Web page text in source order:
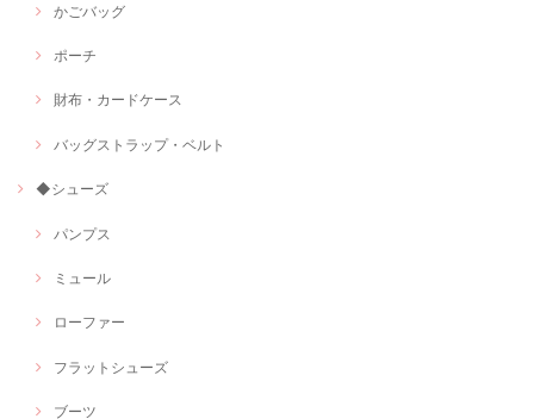
かごバッグ
ポーチ
財布・カードケース
バッグストラップ・ベルト
◆シューズ
パンプス
ミュール
ローファー
フラットシューズ
ブーツ